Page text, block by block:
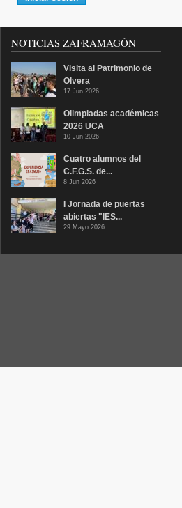
NOTICIAS ZAFRAMAGÓN
Visita al Patrimonio de
Olvera
17 Jun 2026
Olimpiadas académicas
2026 UCA
10 Jun 2026
Cuatro alumnos del
C.F.G.S. de...
8 Jun 2026
I Jornada de puertas
abiertas "IES...
29 Mayo 2026